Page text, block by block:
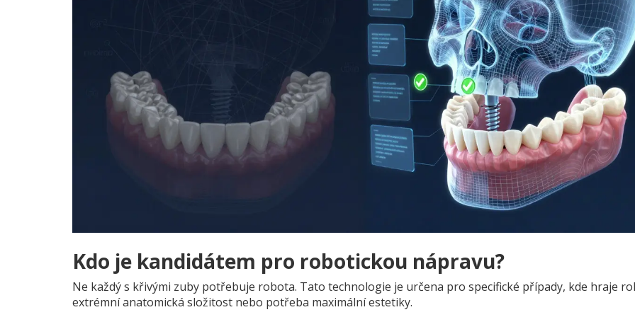
Kdo je kandidátem pro robotickou nápravu?
Ne každý s křivými zuby potřebuje robota. Tato technologie je určena pro specifické případy, kde hraje
extrémní anatomická složitost nebo potřeba maximální estetiky.